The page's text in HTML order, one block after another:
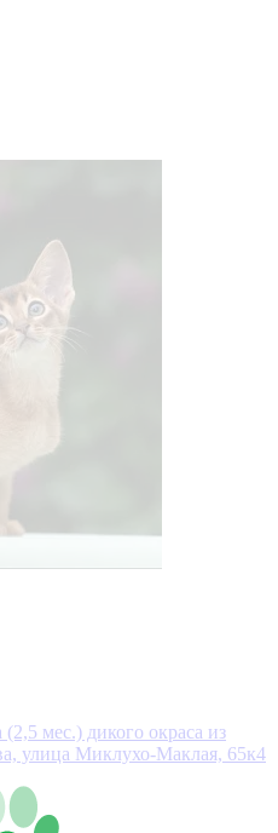
мес.) дикого окраса из
улица Миклухо-Маклая, 65к4